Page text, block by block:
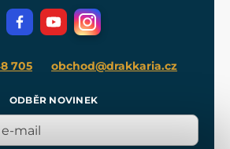
705 obchod@drakkaria.cz
ODBĚR NOVINEK